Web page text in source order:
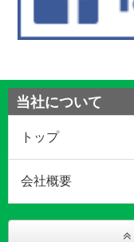
当社について
トップ
会社概要